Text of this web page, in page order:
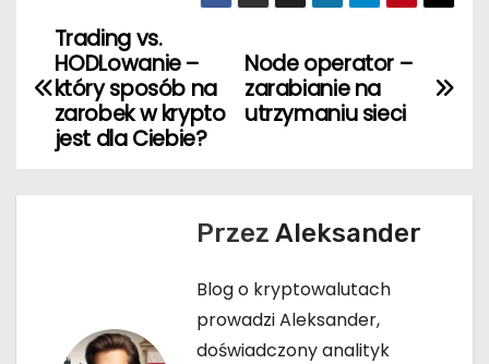
N
a
w
i
Node operator –
zarabianie na
utrzymaniu sieci
Trading vs.
HODLowanie –
który sposób na
zarobek w krypto
jest dla Ciebie?
Przez Aleksander
Blog o kryptowalutach
prowadzi Aleksander,
doświadczony analityk